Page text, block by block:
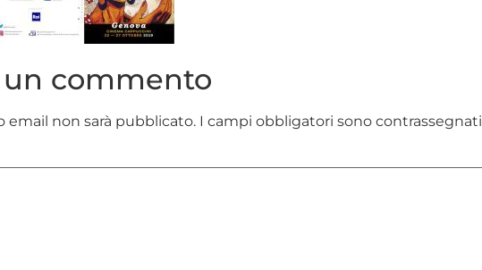
un commento
email non sarà pubblicato. I campi obbligatori sono contrassegnati